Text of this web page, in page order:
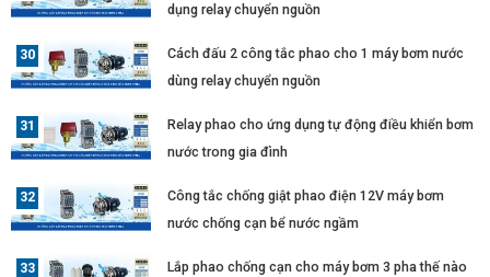
dụng relay chuyển nguồn
Cách đấu 2 công tắc phao cho 1 máy bơm nước
dùng relay chuyển nguồn
Relay phao cho ứng dụng tự động điều khiển bơm
nước trong gia đình
Công tắc chống giật phao điện 12V máy bơm
nước chống cạn bể nước ngầm
Lắp phao chống cạn cho máy bơm 3 pha thế nào